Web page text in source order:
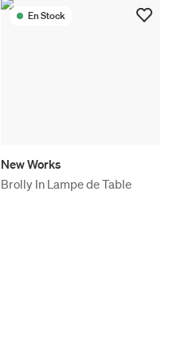
En Stock
New Works
Brolly In Lampe de Table